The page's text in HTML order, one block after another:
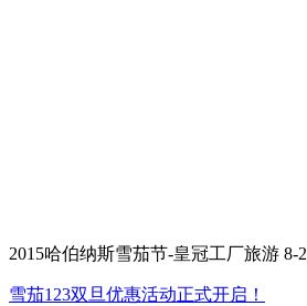
2015哈伯纳斯雪茄节-皇冠工厂旅游 8-2
雪茄123双旦优惠活动正式开启！